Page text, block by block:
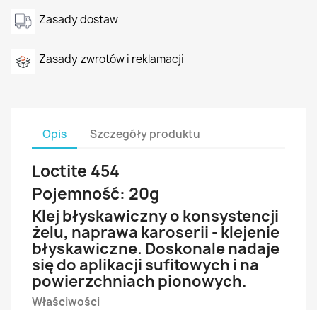
Zasady dostaw
Zasady zwrotów i reklamacji
Opis Szczegóły produktu
Loctite 454
Pojemność: 20g
Klej błyskawiczny o konsystencji
żelu, naprawa karoserii - klejenie
błyskawiczne. Doskonale nadaje
się do aplikacji sufitowych i na
powierzchniach pionowych.
Właściwości